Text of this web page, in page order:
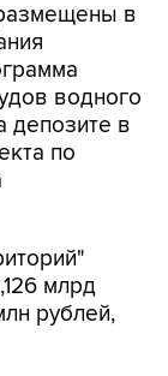
в
водного
депозите в
по
млрд
рублей,